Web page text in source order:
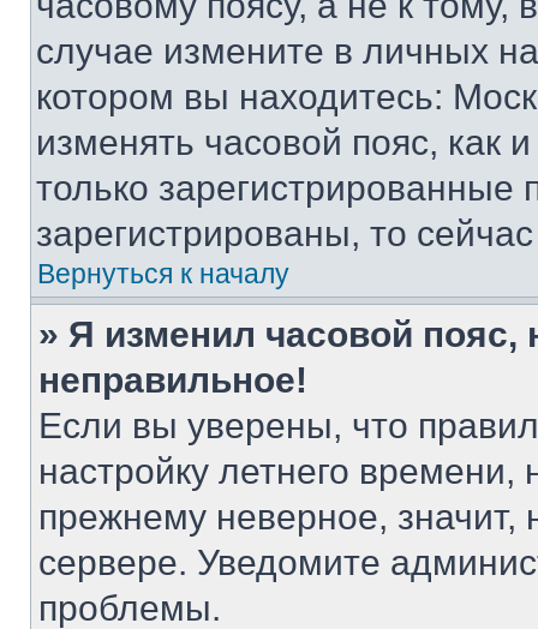
случае измените в личных
котором вы находитесь:
изменять часовой пояс, как
только
зарегистрированы, то
Вернуться к началу
» Я изменил часовой пояс,
неправильное!
Если вы уверены, что
настройку летнего
прежнему неверное, значит,
сервере. Уведомите
проблемы.